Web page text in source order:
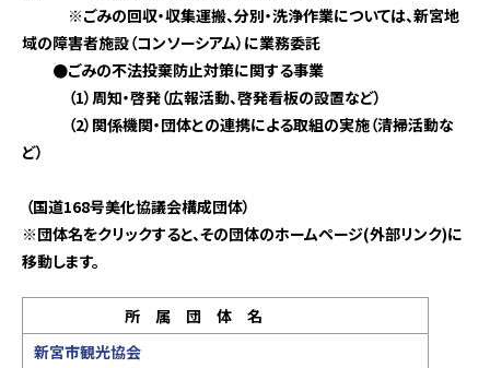
※ごみの回収・収集運搬、分別・洗浄作業については、新宮地
域の障害者施設（コンソーシアム）に業務委託
●ごみの不法投棄防止対策に関する事業
（1）周知・啓発（広報活動、啓発看板の設置など）
（2）関係機関・団体との連携による取組の実施（清掃活動な
ど）
（国道168号美化協議会構成団体）
※団体名をクリックすると、その団体のホームページ(外部リンク)に
移動します。
所 属 団 体 名
新宮市観光協会